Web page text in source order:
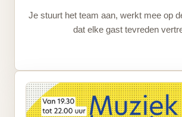
Je stuurt het team aan, werkt mee op
dat elke gast tevreden